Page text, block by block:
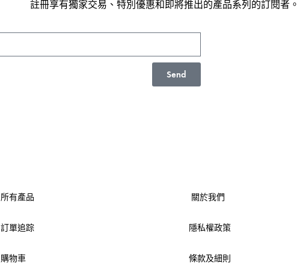
註冊享有獨家交易、特別優惠和即將推出的產品系列的訂閱者。
Send
所有產品
訂單追踪
購物車
關於我們
隱私權政策
條款及細則